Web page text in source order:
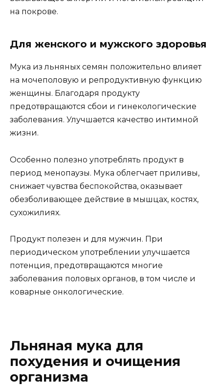
на покрове.
Для женского и мужского здоровья
Мука из льняных семян положительно влияет
на мочеполовую и репродуктивную функцию
женщины. Благодаря продукту
предотвращаются сбои и гинекологические
заболевания. Улучшается качество интимной
жизни.
Особенно полезно употреблять продукт в
период менопаузы. Мука облегчает приливы,
снижает чувства беспокойства, оказывает
обезболивающее действие в мышцах, костях,
сухожилиях.
Продукт полезен и для мужчин. При
периодическом употреблении улучшается
потенция, предотвращаются многие
заболевания половых органов, в том числе и
коварные онкологические.
Льняная мука для
похудения и очищения
организма